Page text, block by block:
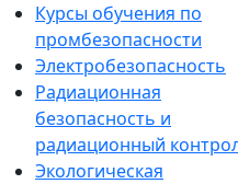
Курсы обучения по
промбезопасности
Электробезопасность
Радиационная
безопасность и
радиационный
Экологическая